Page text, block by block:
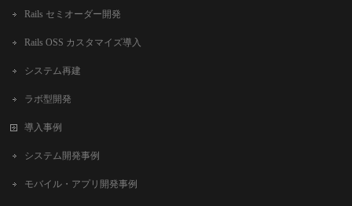
Rails セミオーダー開発
Rails OSS カスタマイズ導入
システム再建
ラボ型開発
導入事例
システム開発事例
モバイル・アプリ開発事例